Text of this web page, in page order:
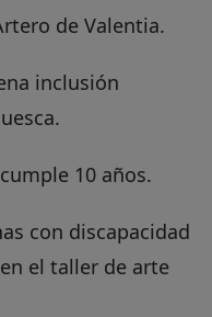
de Valentia.
inclusión
10 años.
con discapacidad
el taller de arte